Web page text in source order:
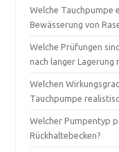
Welche Tauchpumpe
Bewässerung von
Welche Prüfungen
nach langer Lagerung
Welchen
Tauchpumpe
Welcher Pumpentyp
Rückhaltebecken?